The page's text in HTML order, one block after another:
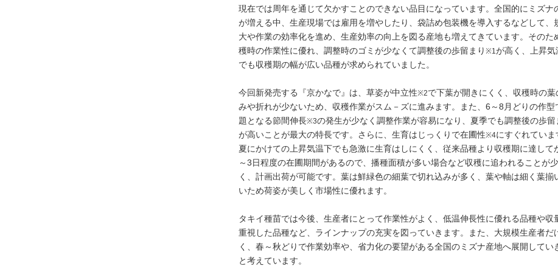
現在では周年を通じて欠かすことのできない品目になっています。全国的にミズナ
が増える中、生産現場では雇用を増やしたり、袋詰め包装機を導入するなどして、
大や作業の効率化を進め、生産効率の向上を図る産地も増えてきています。そのた
穫時の作業性に優れ、調整時のゴミが少なくて調整後の歩留まり ※1が高く、上昇気
でも収穫期の幅が広い品種が求められていました。
今回新発売する『京かなで』は、草姿が中立性※2で下葉が開きにくく、収穫時の葉
みや折れが少ないため、収穫作業がスム－ズに進みます。また、6～8月どりの作型
題となる節間伸長※3の発生が少なく調整作業が容易になり、夏季でも調整後の歩留
が高いことが最大の特長です。さらに、生育はじっくりで在圃性※4にすぐれていま
夏にかけての上昇気温下でも急激に生育はしにくく、従来品種より収穫期に達して
～3日程度の在圃期間があるので、播種面積が多い場合など収穫に追われることが
く、計画出荷が可能です。葉は鮮緑色の細葉で切れ込みが多く、葉や軸は細く葉揃
いため荷姿が美しく市場性に優れます。
タキイ種苗では今後、生産者にとって作業性がよく、低温伸長性に優れる品種や収
重視した品種など、ラインナップの充実を図っていきます。また、大規模生産者だ
く、春～秋どりで作業効率や、省力化の要望がある全国のミズナ産地へ展開してい
と考えています。